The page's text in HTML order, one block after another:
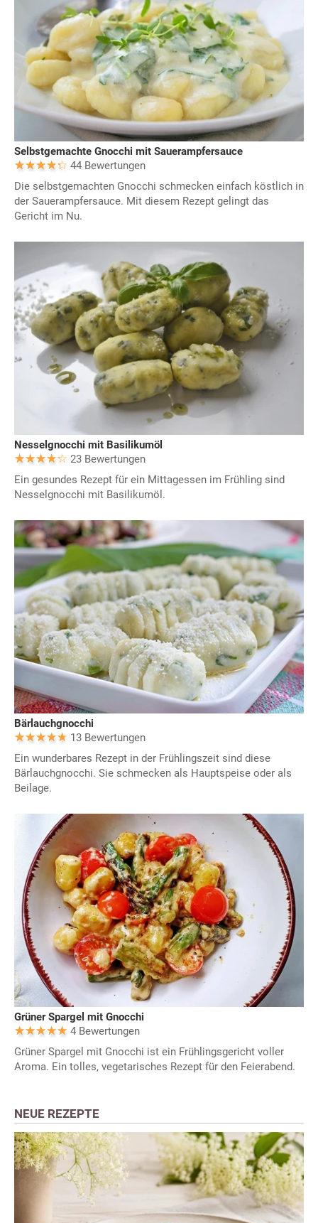
Selbstgemachte Gnocchi mit Sauerampfersauce
44 Bewertungen
Die selbstgemachten Gnocchi schmecken einfach köstlich in
der Sauerampfersauce. Mit diesem Rezept gelingt das
Gericht im Nu.
Nesselgnocchi mit Basilikumöl
23 Bewertungen
Ein gesundes Rezept für ein Mittagessen im Frühling sind
Nesselgnocchi mit Basilikumöl.
Bärlauchgnocchi
13 Bewertungen
Ein wunderbares Rezept in der Frühlingszeit sind diese
Bärlauchgnocchi. Sie schmecken als Hauptspeise oder als
Beilage.
Grüner Spargel mit Gnocchi
4 Bewertungen
Grüner Spargel mit Gnocchi ist ein Frühlingsgericht voller
Aroma. Ein tolles, vegetarisches Rezept für den Feierabend.
NEUE REZEPTE